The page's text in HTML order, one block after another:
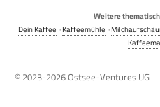
Weitere
Dein Kaffee ·Kaffeemühle ·
© 2023-2026Ostsee-Ventures UG